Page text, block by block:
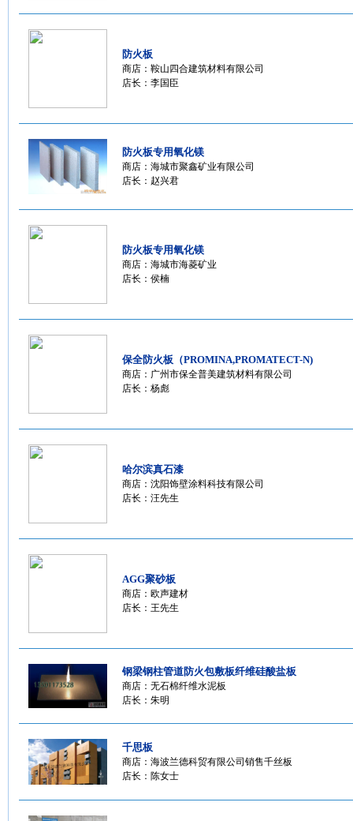
防火板
商店： 鞍山四合建筑材料有限公司
店长：李国臣
防火板专用氧化镁
商店： 海城市聚鑫矿业有限公司
店长：赵兴君
防火板专用氧化镁
商店： 海城市海菱矿业
店长：侯楠
保全防火板（PROMINA,PROMATECT-N)
商店： 广州市保全普美建筑材料有限公司
店长：杨彪
哈尔滨真石漆
商店： 沈阳饰壁涂料科技有限公司
店长：汪先生
AGG聚砂板
商店： 欧声建材
店长：王先生
钢梁钢柱管道防火包敷板纤维硅酸盐板
商店： 无石棉纤维水泥板
店长：朱明
千思板
商店： 海波兰德科贸有限公司销售千丝板
店长：陈女士